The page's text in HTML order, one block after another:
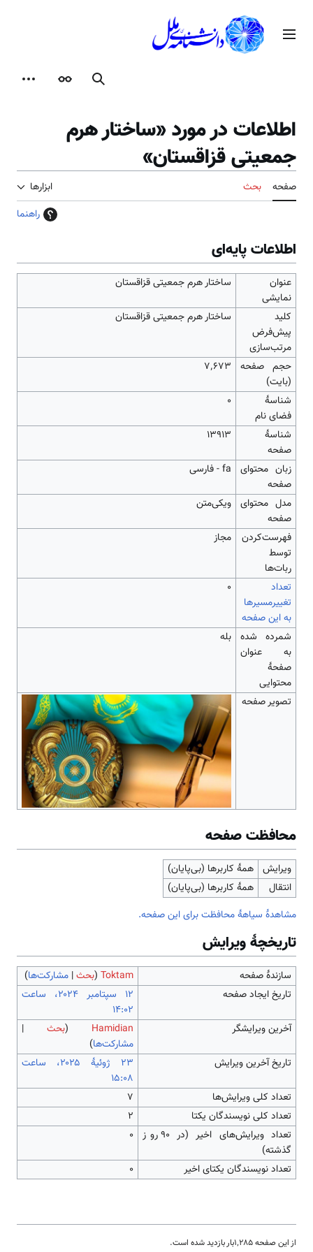
محتوامنوی اصلی
جستجوظاهر
اطلاعات در مورد «ساختار هرم
جمعیتی قزاقستان»
صفحه بحث
ابزارها
راهنما
اطلاعات پایه‌ای
عنوان
نمایشی
ساختار هرم جمعیتی قزاقستان
کلید
پیش‌فرض
مرتب‌سازی
ساختار هرم جمعیتی قزاقستان
حجم صفحه
(بایت)
۷٬۶۷۳
شناسهٔ
فضای نام
0
شناسهٔ
صفحه
13913
زبان محتوای
صفحه
fa - فارسی
مدل محتوای
صفحه
ویکی‌متن
‌فهرست‌کردن
توسط
ربات‌ها
مجاز
تعداد
تغییرمسیرها
به این صفحه
۰
شمرده شده
به عنوان
صفحهٔ
محتوایی
بله
تصویر صفحه
محافظت صفحه
ویرایش
همهٔ کاربرها (بی‌پایان)
انتقال
همهٔ کاربرها (بی‌پایان)
مشاهدۀ سیاهۀ محافظت برای این صفحه.
تاریخچۀ ویرایش
سازندۀ صفحه Toktam
(بحث| مشارکت‌ها)
تاریخ ایجاد صفحه
‏۱۲ سپتامبر ۲۰۲۴، ساعت
۱۴:۰۲
آخرین ویرایشگر
Hamidian
(بحث |
مشارکت‌ها)
تاریخ آخرین ویرایش
‏۲۳ ژوئیهٔ ۲۰۲۵، ساعت
۱۵:۰۸
تعداد کلی ویرایش‌ها
۷
تعداد کلی نویسندگان یکتا
۲
تعداد ویرایش‌های اخیر (در ۹۰ روز
گذشته)
۰
تعداد نویسندگان یکتای اخیر ۰
از این صفحه ۱٬۲۸۵بار بازدید شده است.